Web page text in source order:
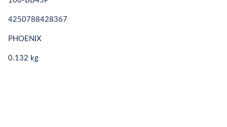
4250788428367
PHOENIX
0.132 kg